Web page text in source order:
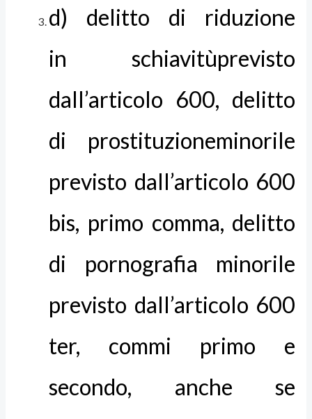
d) delitto di riduzione
in schiavitùprevisto
dall’articolo 600, delitto
di prostituzioneminorile
previsto dall’articolo 600
bis, primo comma, delitto
di pornografia minorile
previsto dall’articolo 600
ter, commi primo e
secondo, anche se